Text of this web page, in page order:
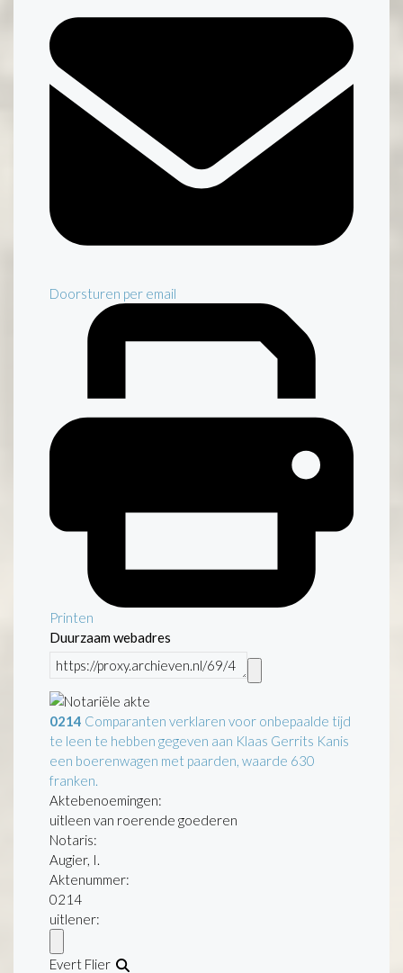
Doorsturen per email
Printen
Duurzaam webadres
0214 Comparanten verklaren voor onbepaalde tijd
te leen te hebben gegeven aan Klaas Gerrits Kanis
een boerenwagen met paarden, waarde 630
franken.
Aktebenoemingen:
uitleen van roerende goederen
Notaris:
Augier, I.
Aktenummer:
0214
uitlener:
Evert Flier